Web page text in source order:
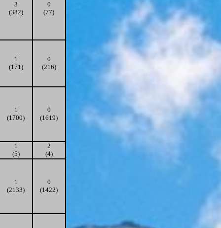
3
(382)
0
(77)
1
(171)
0
(216)
1
(1700)
0
(1619)
1
(5)
2
(4)
1
(2133)
0
(1422)